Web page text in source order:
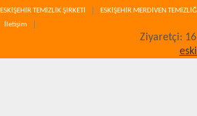
ESKİŞEHİR TEMİZLİK ŞİRKETİ
ESKİŞEHİR MERDİVEN
İletişim
Ziyaretçi: